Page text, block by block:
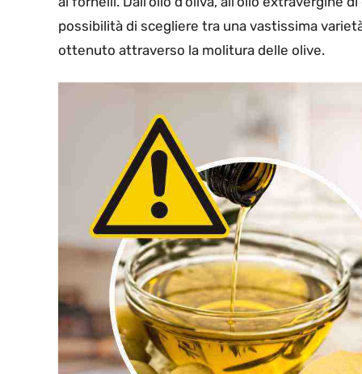
possibilità di scegliere tra una vastissima
ottenuto attraverso la molitura delle olive.